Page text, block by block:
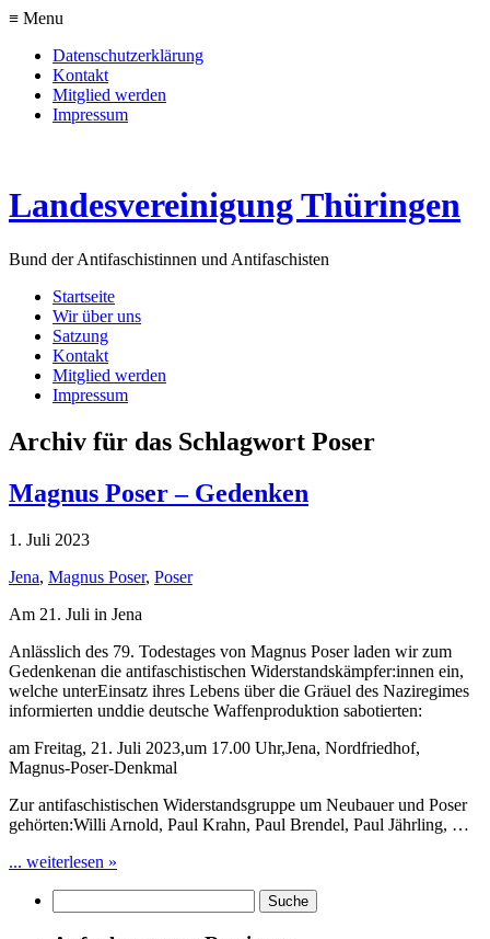
≡ Menu
Datenschutzerklärung
Kontakt
Mitglied werden
Impressum
Landesvereinigung Thüringen
Bund der Antifaschistinnen und Antifaschisten
Startseite
Wir über uns
Satzung
Kontakt
Mitglied werden
Impressum
Archiv für das Schlagwort Poser
Magnus Poser – Gedenken
1. Juli 2023
Jena, Magnus Poser, Poser
Am 21. Juli in Jena
Anlässlich des 79. Todestages von Magnus Poser laden wir zum
Gedenkenan die antifaschistischen Widerstandskämpfer:innen ein,
welche unterEinsatz ihres Lebens über die Gräuel des Naziregimes
informierten unddie deutsche Waffenproduktion sabotierten:
am Freitag, 21. Juli 2023,um 17.00 Uhr,Jena, Nordfriedhof,
Magnus-Poser-Denkmal
Zur antifaschistischen Widerstandsgruppe um Neubauer und Poser
gehörten:Willi Arnold, Paul Krahn, Paul Brendel, Paul Jährling, …
... weiterlesen »